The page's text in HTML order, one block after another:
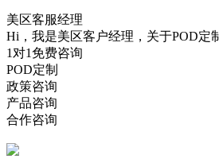
美区客服经理
Hi，我是美区客户经理，关于POD定
1对1免费咨询
POD定制
政策咨询
产品咨询
合作咨询